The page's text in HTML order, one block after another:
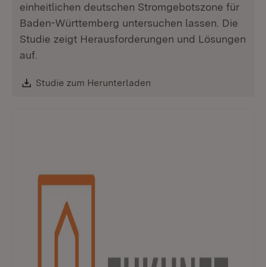
einheitlichen deutschen Stromgebotszone für
Baden-Württemberg untersuchen lassen. Die
Studie zeigt Herausforderungen und Lösungen
auf.
Download:
Studie zum Herunterladen